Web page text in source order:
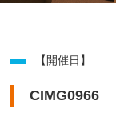
【開催日】
CIMG0966